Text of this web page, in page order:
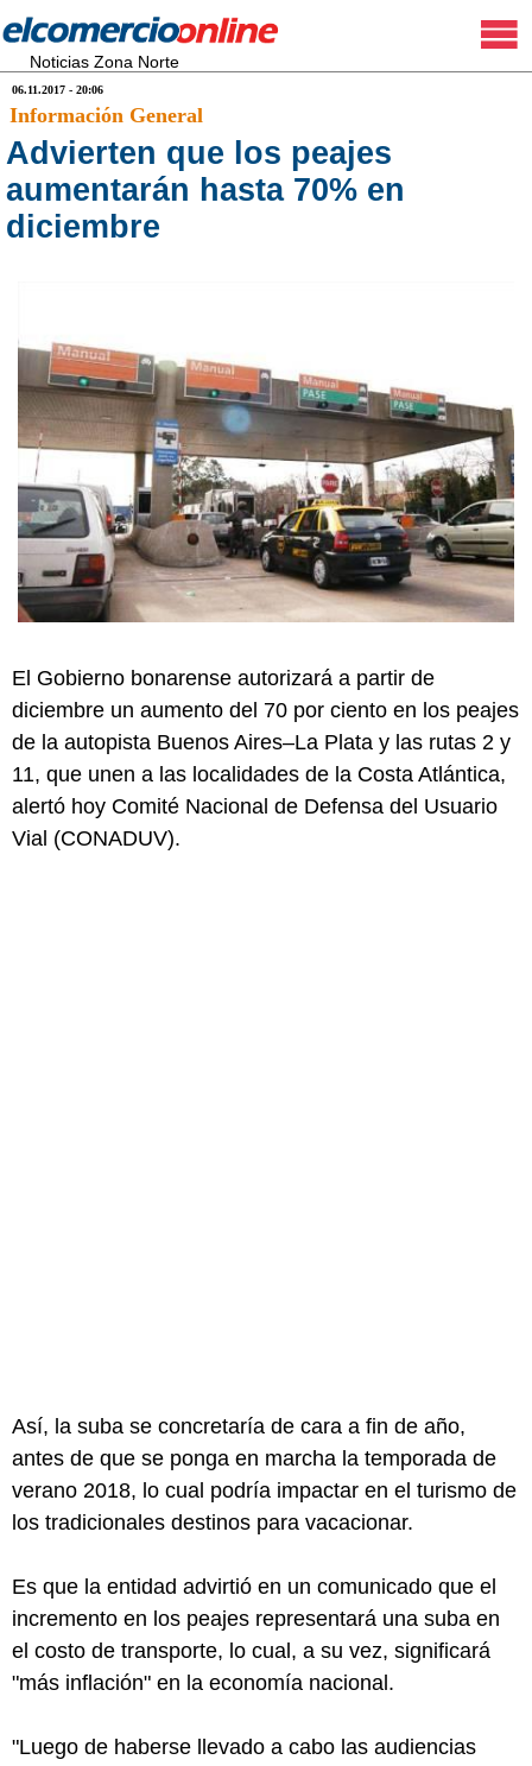
Noticias Zona Norte
06.11.2017 - 20:06
Información General
Advierten que los peajes
aumentarán hasta 70% en
diciembre
El Gobierno bonarense autorizará a partir de
diciembre un aumento del 70 por ciento en los peajes
de la autopista Buenos Aires–La Plata y las rutas 2 y
11, que unen a las localidades de la Costa Atlántica,
alertó hoy Comité Nacional de Defensa del Usuario
Vial (CONADUV).
Así, la suba se concretaría de cara a fin de año,
antes de que se ponga en marcha la temporada de
verano 2018, lo cual podría impactar en el turismo de
los tradicionales destinos para vacacionar.
Es que la entidad advirtió en un comunicado que el
incremento en los peajes representará una suba en
el costo de transporte, lo cual, a su vez, significará
"más inflación" en la economía nacional.
"Luego de haberse llevado a cabo las audiencias